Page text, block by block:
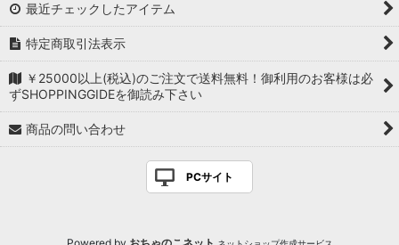
最近チェックしたアイテム
特定商取引法表示
￥25000以上(税込)のご注文で送料無料！御利用のお客様は必
ずSHOPPINGGIDEを御読み下さい
商品の問い合わせ
PCサイト